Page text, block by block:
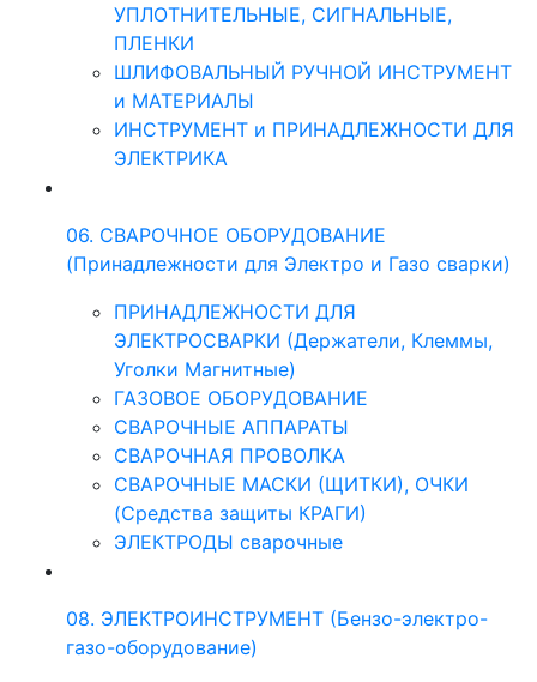
УПЛОТНИТЕЛЬНЫЕ, СИГНАЛЬНЫЕ,
ПЛЕНКИ
ШЛИФОВАЛЬНЫЙ РУЧНОЙ ИНСТРУМЕНТ
и МАТЕРИАЛЫ
ИНСТРУМЕНТ и ПРИНАДЛЕЖНОСТИ ДЛЯ
ЭЛЕКТРИКА
06. СВАРОЧНОЕ ОБОРУДОВАНИЕ
(Принадлежности для Электро и Газо сварки)
ПРИНАДЛЕЖНОСТИ ДЛЯ
ЭЛЕКТРОСВАРКИ (Держатели, Клеммы,
Уголки Магнитные)
ГАЗОВОЕ ОБОРУДОВАНИЕ
СВАРОЧНЫЕ АППАРАТЫ
СВАРОЧНАЯ ПРОВОЛКА
СВАРОЧНЫЕ МАСКИ (ЩИТКИ), ОЧКИ
(Средства защиты КРАГИ)
ЭЛЕКТРОДЫ сварочные
08. ЭЛЕКТРОИНСТРУМЕНТ (Бензо-электро-
газо-оборудование)